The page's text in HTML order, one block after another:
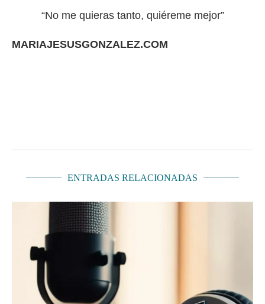
“No me quieras tanto, quiéreme mejor”
MARIAJESUSGONZALEZ.COM
ENTRADAS RELACIONADAS